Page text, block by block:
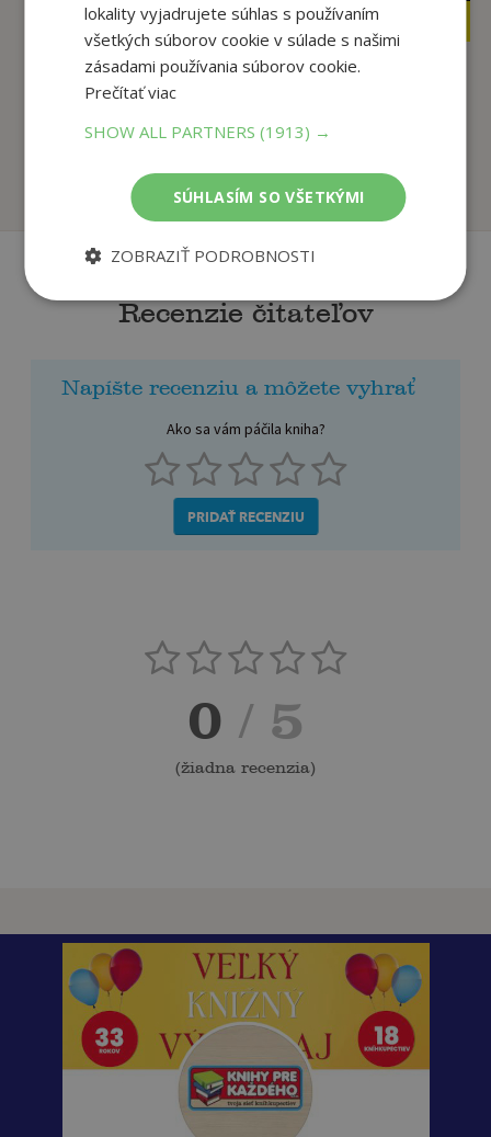
9,95€
Škriatok
Rozumbriadok
David Walliams
Recenzie čitateľov
Napíšte recenziu a môžete vyhrať
Ako sa vám páčila kniha?
PRIDAŤ RECENZIU
0 / 5
(žiadna recenzia)
lokality vyjadrujete súhlas s používaním
všetkých súborov cookie v súlade s našimi
zásadami používania súborov cookie.
Prečítať viac
SHOW ALL PARTNERS(1913) →
SÚHLASÍM SO VŠETKÝMI
ZOBRAZIŤ PODROBNOSTI